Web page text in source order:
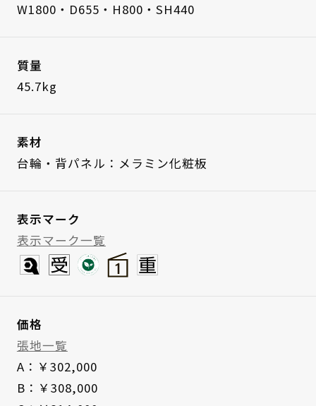
W1800・D655・H800・SH440
質量
45.7kg
素材
台輪・背パネル：メラミン化粧板
表示マーク
表示マーク一覧
価格
張地一覧
A：￥302,000
B：￥308,000